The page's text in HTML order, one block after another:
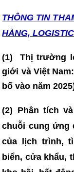
THÔNG TIN T
HÀNG,
(1)Thị trường
giới và Việt
bố vào năm
(2) Phân tích
chuỗi cung ứng
của lịch trình,
biển, cửa khẩu,